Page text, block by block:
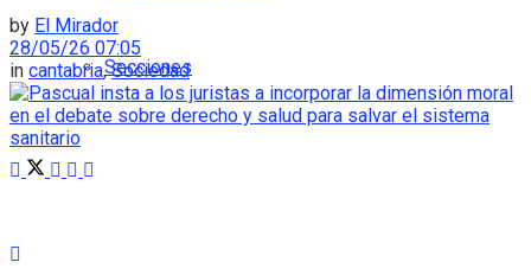
Secciones
by El Mirador
28/05/26 07:05
in cantabria,Sociedad